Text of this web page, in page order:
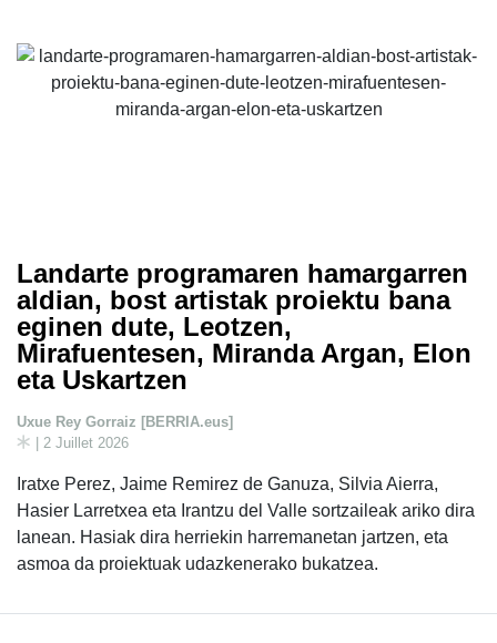
Landarte programaren hamargarren
aldian, bost artistak proiektu bana
eginen dute, Leotzen,
Mirafuentesen, Miranda Argan, Elon
eta Uskartzen
Uxue Rey Gorraiz [BERRIA.eus]
| 2 Juillet 2026
Iratxe Perez, Jaime Remirez de Ganuza, Silvia Aierra,
Hasier Larretxea eta Irantzu del Valle sortzaileak ariko dira
lanean. Hasiak dira herriekin harremanetan jartzen, eta
asmoa da proiektuak udazkenerako bukatzea.